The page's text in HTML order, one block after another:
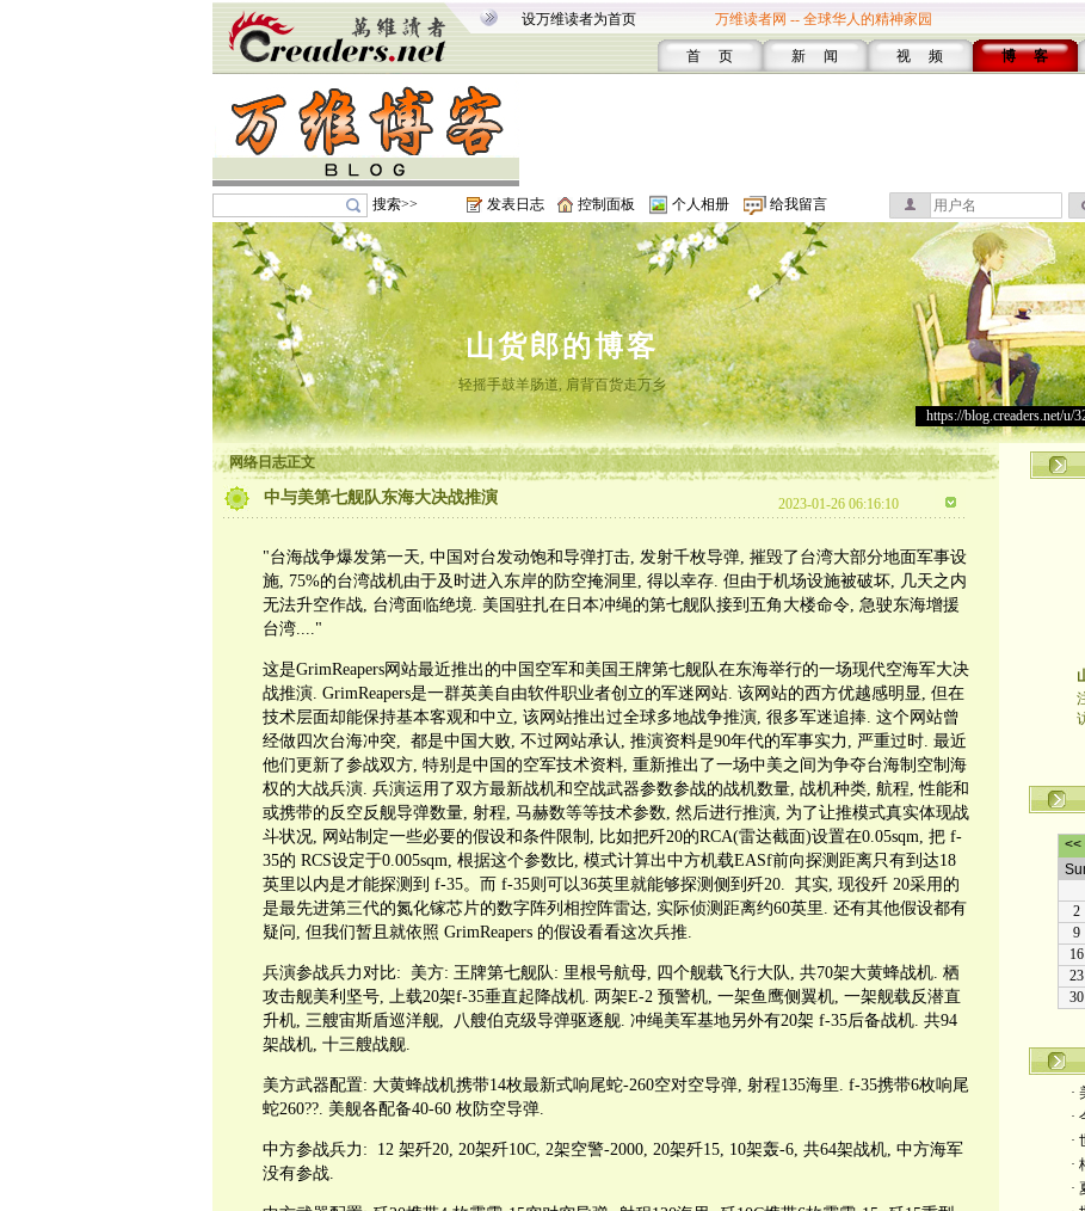
设万维读者为首页 万维读者网 -- 全球华人的精神家园
首 页 新 闻 视 频 博 客
搜索>> 发表日志 控制面板 个人相册 给我留言
山货郎的博客
轻摇手鼓羊肠道, 肩背百货走万乡
https://blog.creaders.net/u/
网络日志正文
中与美第七舰队东海大决战推演 2023-01-26 06:16:10
"台海战争爆发第一天, 中国对台发动饱和导弹打击, 发射千枚导弹, 摧毁了台湾大部分地面军事设
施, 75%的台湾战机由于及时进入东岸的防空掩洞里, 得以幸存. 但由于机场设施被破坏, 几天之内
无法升空作战, 台湾面临绝境. 美国驻扎在日本冲绳的第七舰队接到五角大楼命令, 急驶东海增援
台湾...."
这是GrimReapers网站最近推出的中国空军和美国王牌第七舰队在东海举行的一场现代空海军大决
战推演. GrimReapers是一群英美自由软件职业者创立的军迷网站. 该网站的西方优越感明显, 但在
技术层面却能保持基本客观和中立, 该网站推出过全球多地战争推演, 很多军迷追捧. 这个网站曾
经做四次台海冲突, 都是中国大败, 不过网站承认, 推演资料是90年代的军事实力, 严重过时. 最近
他们更新了参战双方, 特别是中国的空军技术资料, 重新推出了一场中美之间为争夺台海制空制海
权的大战兵演. 兵演运用了双方最新战机和空战武器参数参战的战机数量, 战机种类, 航程, 性能和
或携带的反空反舰导弹数量, 射程, 马赫数等等技术参数, 然后进行推演, 为了让推模式真实体现战
斗状况, 网站制定一些必要的假设和条件限制, 比如把歼20的RCA(雷达截面)设置在0.05sqm, 把 f-
35的 RCS设定于0.005sqm, 根据这个参数比, 模式计算出中方机载EASf前向探测距离只有到达18
英里以内是才能探测到 f-35。而 f-35则可以36英里就能够探测侧到歼20. 其实, 现役歼 20采用的
是最先进第三代的氮化镓芯片的数字阵列相控阵雷达, 实际侦测距离约60英里. 还有其他假设都有
疑问, 但我们暂且就依照 GrimReapers 的假设看看这次兵推.
兵演参战兵力对比: 美方: 王牌第七舰队: 里根号航母, 四个舰载飞行大队, 共70架大黄蜂战机. 栖
攻击舰美利坚号, 上载20架f-35垂直起降战机. 两架E-2 预警机, 一架鱼鹰侧翼机, 一架舰载反潜直
升机, 三艘宙斯盾巡洋舰, 八艘伯克级导弹驱逐舰. 冲绳美军基地另外有20架 f-35后备战机. 共94
架战机, 十三艘战舰.
美方武器配置: 大黄蜂战机携带14枚最新式响尾蛇-260空对空导弹, 射程135海里. f-35携带6枚响尾
蛇260??. 美舰各配备40-60 枚防空导弹.
中方参战兵力: 12 架歼20, 20架歼10C, 2架空警-2000, 20架歼15, 10架轰-6, 共64架战机, 中方海军
没有参战.
·
·
·
·
·